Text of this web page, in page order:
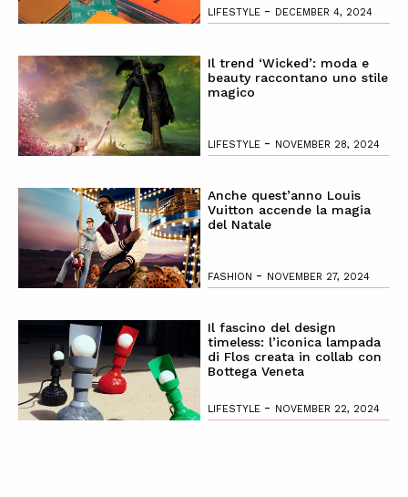
LIFESTYLE - DECEMBER 4, 2024
Il trend ‘Wicked’: moda e
beauty raccontano uno stile
magico
LIFESTYLE - NOVEMBER 28, 2024
Anche quest’anno Louis
Vuitton accende la magia
del Natale
FASHION - NOVEMBER 27, 2024
Il fascino del design
timeless: l’iconica lampada
di Flos creata in collab con
Bottega Veneta
LIFESTYLE - NOVEMBER 22, 2024